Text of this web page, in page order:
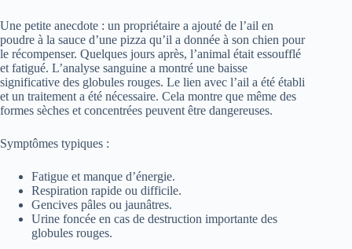
Une petite anecdote : un propriétaire a ajouté de l’ail en
poudre à la sauce d’une pizza qu’il a donnée à son chien pour
le récompenser. Quelques jours après, l’animal était essoufflé
et fatigué. L’analyse sanguine a montré une baisse
significative des globules rouges. Le lien avec l’ail a été établi
et un traitement a été nécessaire. Cela montre que même des
formes sèches et concentrées peuvent être dangereuses.
Symptômes typiques :
Fatigue et manque d’énergie.
Respiration rapide ou difficile.
Gencives pâles ou jaunâtres.
Urine foncée en cas de destruction importante des
globules rouges.